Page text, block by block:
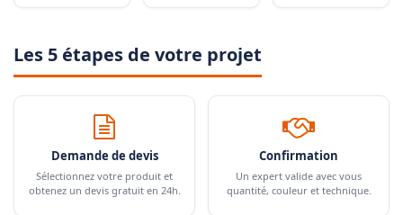
Les 5 étapes de votre projet
Demande de devis
Sélectionnez votre produit et
obtenez un devis gratuit en 24h.
Confirmation
Un expert valide avec vous
quantité, couleur et technique.